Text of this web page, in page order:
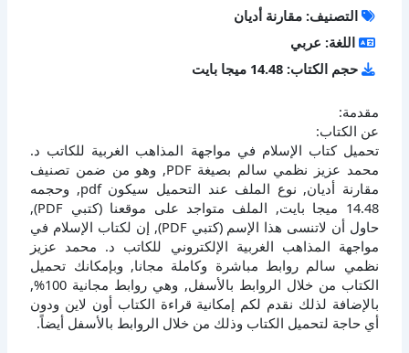
التصنيف: مقارنة أديان
اللغة: عربي
حجم الكتاب: 14.48 ميجا بايت
مقدمة:
عن الكتاب:
تحميل كتاب الإسلام في مواجهة المذاهب الغربية للكاتب د.
محمد عزيز نظمي سالم بصيغة PDF, وهو من ضمن تصنيف
مقارنة أديان, نوع الملف عند التحميل سيكون pdf, وحجمه
14.48 ميجا بايت, الملف متواجد على موقعنا (كتبي PDF),
حاول أن لاتنسى هذا الإسم (كتبي PDF), إن لكتاب الإسلام في
مواجهة المذاهب الغربية الإلكتروني للكاتب د. محمد عزيز
نظمي سالم روابط مباشرة وكاملة مجانا, وبإمكانك تحميل
الكتاب من خلال الروابط بالأسفل, وهي روابط مجانية 100%,
بالإضافة لذلك نقدم لكم إمكانية قراءة الكتاب أون لاين ودون
أي حاجة لتحميل الكتاب وذلك من خلال الروابط بالأسفل أيضاً.